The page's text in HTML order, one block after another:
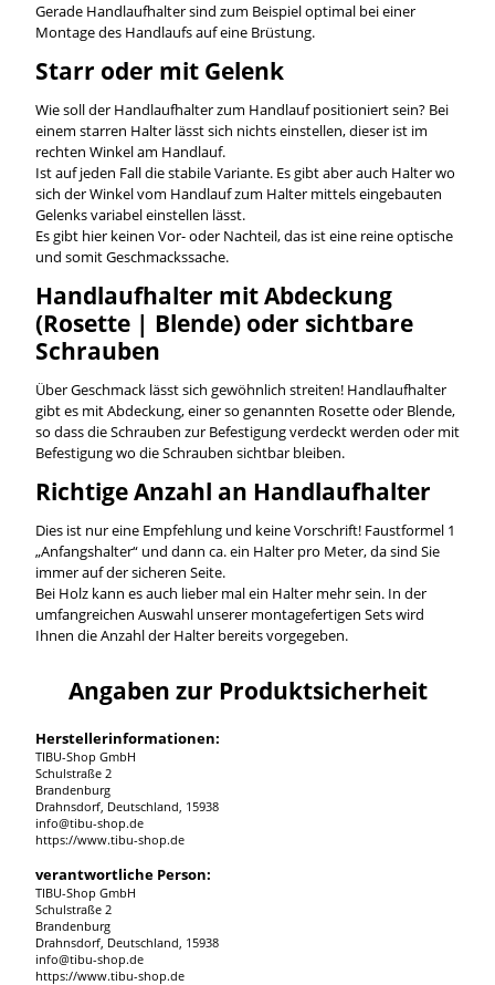
Gerade Handlaufhalter sind zum Beispiel optimal bei einer
Montage des Handlaufs auf eine Brüstung.
Starr oder mit Gelenk
Wie soll der Handlaufhalter zum Handlauf positioniert sein? Bei
einem starren Halter lässt sich nichts einstellen, dieser ist im
rechten Winkel am Handlauf.
Ist auf jeden Fall die stabile Variante. Es gibt aber auch Halter wo
sich der Winkel vom Handlauf zum Halter mittels eingebauten
Gelenks variabel einstellen lässt.
Es gibt hier keinen Vor- oder Nachteil, das ist eine reine optische
und somit Geschmackssache.
Handlaufhalter mit Abdeckung
(Rosette | Blende) oder sichtbare
Schrauben
Über Geschmack lässt sich gewöhnlich streiten! Handlaufhalter
gibt es mit Abdeckung, einer so genannten Rosette oder Blende,
so dass die Schrauben zur Befestigung verdeckt werden oder mit
Befestigung wo die Schrauben sichtbar bleiben.
Richtige Anzahl an Handlaufhalter
Dies ist nur eine Empfehlung und keine Vorschrift! Faustformel 1
„Anfangshalter“ und dann ca. ein Halter pro Meter, da sind Sie
immer auf der sicheren Seite.
Bei Holz kann es auch lieber mal ein Halter mehr sein. In der
umfangreichen Auswahl unserer montagefertigen Sets wird
Ihnen die Anzahl der Halter bereits vorgegeben.
Angaben zur Produktsicherheit
Herstellerinformationen:
TIBU-Shop GmbH
Schulstraße 2
Brandenburg
Drahnsdorf, Deutschland, 15938
info@tibu-shop.de
https://www.tibu-shop.de
verantwortliche Person:
TIBU-Shop GmbH
Schulstraße 2
Brandenburg
Drahnsdorf, Deutschland, 15938
info@tibu-shop.de
https://www.tibu-shop.de